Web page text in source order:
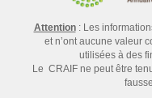
Attention: Les
et n’ont aucune valeur
utilisées à des
Le CRAIF ne peut être